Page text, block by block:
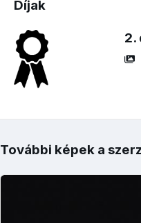
Díjak
2.
További képek a